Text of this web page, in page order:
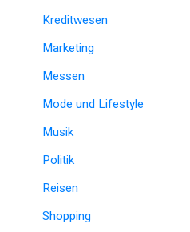
Kreditwesen
Marketing
Messen
Mode und Lifestyle
Musik
Politik
Reisen
Shopping